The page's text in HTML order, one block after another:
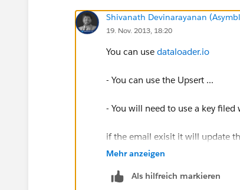
Shivanath Devinarayanan
19. Nov. 2013, 18:20
You can use dataloader.io
- You can use the Upsert ...
- You will need to use a key
if the email exisit it will update
comment.This will help the rest
Mehr anzeigen
Als hilfreich markieren